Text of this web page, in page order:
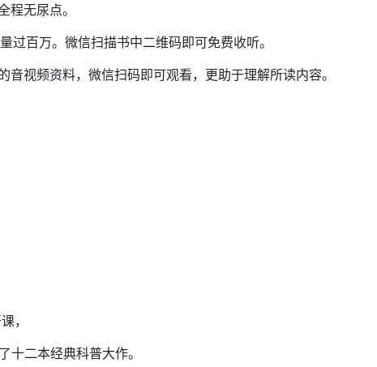
无尿点。
过百万。微信扫描书中二维码即可免费收听。
视频资料，微信扫码即可观看，更助于理解所读内容。
，
十二本经典科普大作。